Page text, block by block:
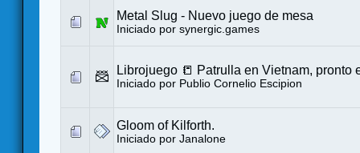
Metal Slug - Nuevo juego de mesa
Iniciado por synergic.games
Librojuego 📒 Patrulla en Vietnam, pronto
Iniciado por Publio Cornelio Escipion
Gloom of Kilforth.
Iniciado por Janalone